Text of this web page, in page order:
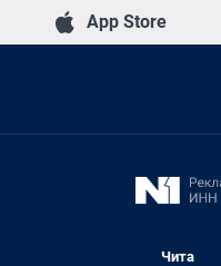
App Store
Чита